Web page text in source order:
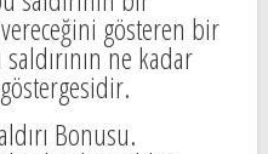
gösteren bir
ne kadar
Bonusu.